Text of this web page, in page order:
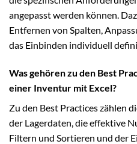
angepasst werden können.
Entfernen von Spalten,
das Einbinden individuell
Was gehören zu den Best
einer Inventur mit Excel?
Zu den Best Practices zählen
der Lagerdaten, die effektive
Filtern und Sortieren und der